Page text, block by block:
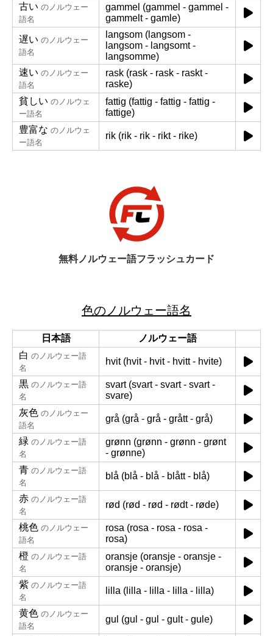
古い のノルウェー
語名
gammel (gammel - gammel -
gammelt - gamle)
遅い のノルウェー
語名
langsom (langsom -
langsom - langsomt -
langsomme)
速い のノルウェー
語名
rask (rask - rask - raskt -
raske)
貧しい のノルウェ
ー語名
fattig (fattig - fattig - fattig -
fattige)
豊富な のノルウェ
ー語名
rik (rik - rik - rikt - rike)
無料ノルウェー語フラッシュカード
色のノルウェー語名
日本語
ノルウェー語
白 のノルウェー語
名
hvit (hvit - hvit - hvitt - hvite)
黒 のノルウェー語
名
svart (svart - svart - svart -
svare)
灰色 のノルウェー
語名
grå (grå - grå - grått - grå)
緑 のノルウェー語
名
grønn (grønn - grønn - grønt
- grønne)
青 のノルウェー語
名
blå (blå - blå - blått - blå)
赤 のノルウェー語
名
rød (rød - rød - rødt - røde)
桃色 のノルウェー
語名
rosa (rosa - rosa - rosa -
rosa)
橙 のノルウェー語
名
oransje (oransje - oransje -
oransje - oransje)
紫 のノルウェー語
名
lilla (lilla - lilla - lilla - lilla)
黄色 のノルウェー
語名
gul (gul - gul - gult - gule)